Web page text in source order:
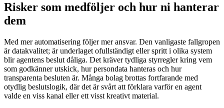
Risker som medföljer och hur ni hanterar
dem
Med mer automatisering följer mer ansvar. Den vanligaste fallgropen
är datakvalitet; är underlaget ofullständigt eller spritt i olika system
blir agentens beslut dåliga. Det kräver tydliga styrregler kring vem
som godkänner utskick, hur persondata hanteras och hur
transparenta besluten är. Många bolag brottas fortfarande med
otydlig beslutslogik, där det är svårt att förklara varför en agent
valde en viss kanal eller ett visst kreativt material.